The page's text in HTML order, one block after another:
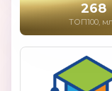
268
ТОП100,